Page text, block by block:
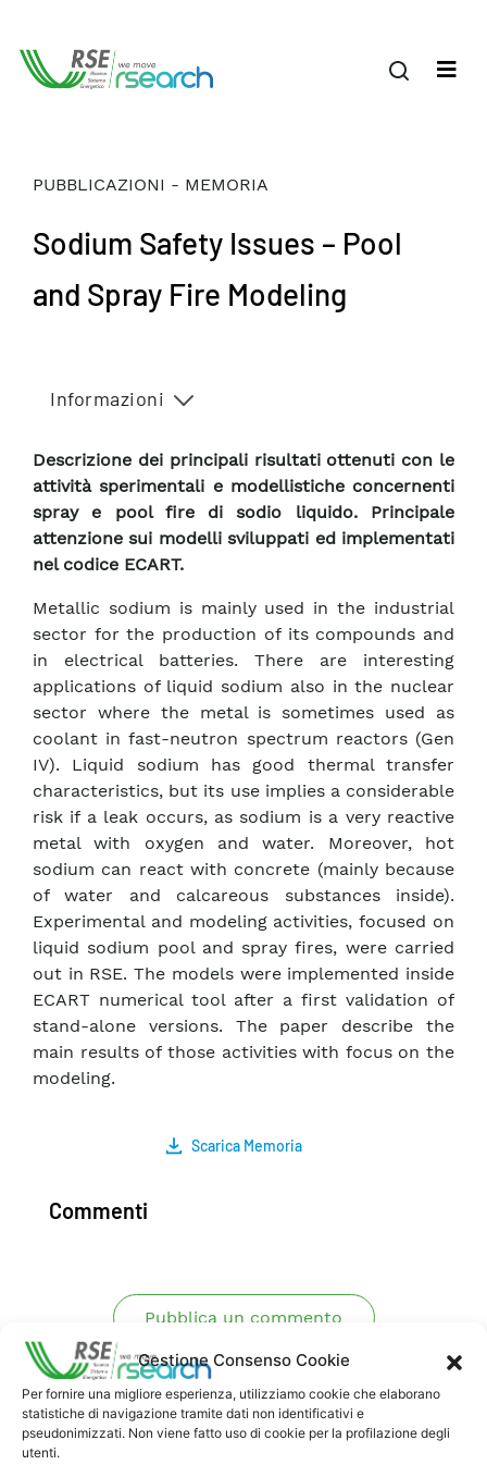
Gestione Consenso Cookie
Per fornire una migliore esperienza, utilizziamo cookie che elaborano
statistiche di navigazione tramite dati non identificativi e
pseudonimizzati. Non viene fatto uso di cookie per la profilazione degli
utenti.
PUBBLICAZIONI - MEMORIA
Sodium Safety Issues – Pool
and Spray Fire Modeling
Informazioni
Descrizione dei principali risultati ottenuti con le
attività sperimentali e modellistiche concernenti
spray e pool fire di sodio liquido. Principale
attenzione sui modelli sviluppati ed implementati
nel codice ECART.
Metallic sodium is mainly used in the industrial
sector for the production of its compounds and
in electrical batteries. There are interesting
applications of liquid sodium also in the nuclear
sector where the metal is sometimes used as
coolant in fast-neutron spectrum reactors (Gen
IV). Liquid sodium has good thermal transfer
characteristics, but its use implies a considerable
risk if a leak occurs, as sodium is a very reactive
metal with oxygen and water. Moreover, hot
sodium can react with concrete (mainly because
of water and calcareous substances inside).
Experimental and modeling activities, focused on
liquid sodium pool and spray fires, were carried
out in RSE. The models were implemented inside
ECART numerical tool after a first validation of
stand-alone versions. The paper describe the
main results of those activities with focus on the
modeling.
Scarica Memoria
Commenti
Pubblica un commento